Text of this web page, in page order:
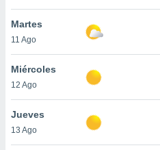
cookies
aceptar
Martes
11 Ago
Miércoles
12 Ago
Jueves
13 Ago